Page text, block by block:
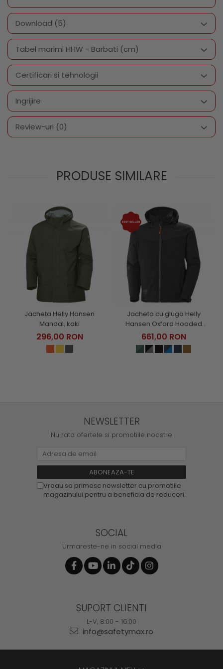
Download (5)
Tabel marimi HHW - Barbati (cm)
Certificari si tehnologii
Ingrijire
Review-uri (0)
PRODUSE SIMILARE
Jacheta Helly Hansen
Mandal, kaki
296,00 RON
Jacheta cu gluga Helly
Hansen Oxford Hooded
Softshell Jacket
661,00 RON
NEWSLETTER
Nu rata ofertele si promotiile noastre
Vreau sa primesc newsletter cu promotiile
magazinului pentru a beneficia de reduceri.
SOCIAL
Urmareste-ne in social media
SUPORT CLIENTI
L-V, 8:00 - 16:00
info@safetymax.ro